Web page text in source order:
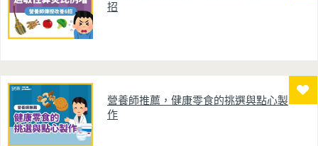
招
營養師推薦，健康零食的挑選與點心製
作